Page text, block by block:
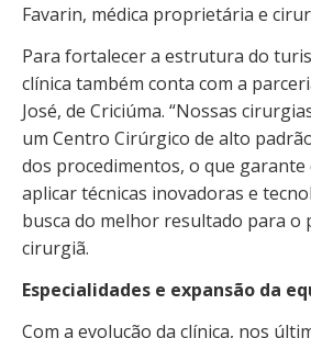
Favarin, médica proprietária e
Para fortalecer a estrutura do
clínica também conta com a
José, de Criciúma. “Nossas
um Centro Cirúrgico de alto
dos procedimentos, o que garante
aplicar técnicas inovadoras e
busca do melhor resultado para o
cirurgiã.
Especialidades e expansão da
Com a evolução da clínica, nos